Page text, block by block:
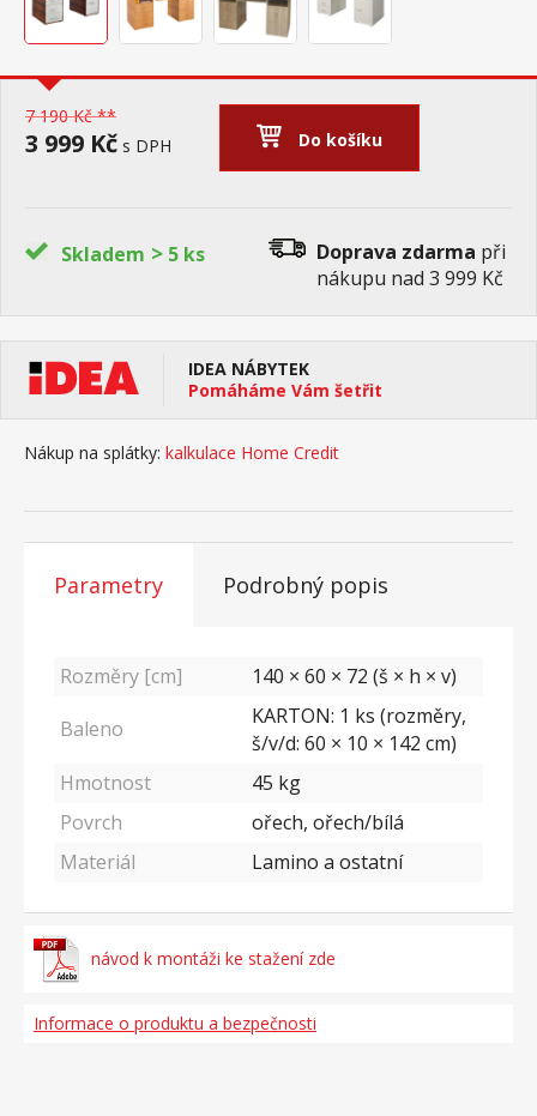
7 190 Kč **
3 999 Kč s DPH Do košíku
Skladem > 5 ks Doprava zdarma při
nákupu nad 3 999 Kč
IDEA NÁBYTEK
Pomáháme Vám šetřit
Nákup na splátky: kalkulace Home Credit
Parametry Podrobný popis
Rozměry [cm]
140 × 60 × 72 (š × h × v)
Baleno
KARTON: 1 ks (rozměry,
š/v/d: 60 × 10 × 142 cm)
Hmotnost
45 kg
Povrch
ořech, ořech/bílá
Materiál
Lamino a ostatní
návod k montáži ke stažení zde
Informace o produktu a bezpečnosti